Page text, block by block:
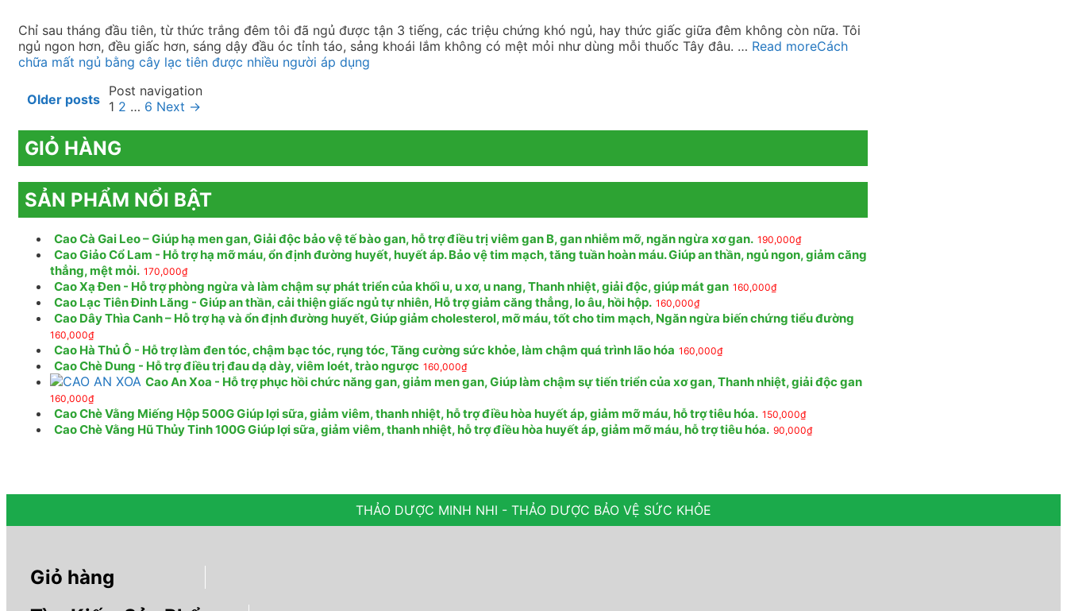
Chỉ sau tháng đầu tiên, từ thức trắng đêm tôi đã ngủ được tận 3 tiếng, các triệu chứng khó ngủ, hay thức giấc giữa đêm không còn nữa. Tôi
ngủ ngon hơn, đều giấc hơn, sáng dậy đầu óc tỉnh táo, sảng khoái lắm không có mệt mỏi như dùng mỗi thuốc Tây đâu. … Read moreCách
chữa mất ngủ bằng cây lạc tiên được nhiều người áp dụng
Post navigation
Older posts 1 2 … 6 Next →
GIỎ HÀNG
SẢN PHẨM NỔI BẬT
Cao Cà Gai Leo – Giúp hạ men gan, Giải độc bảo vệ tế bào gan, hỗ trợ điều trị viêm gan B, gan nhiễm mỡ, ngăn ngừa xơ gan. 190,000₫
Cao Giảo Cổ Lam - Hỗ trợ hạ mỡ máu, ổn định đường huyết, huyết áp. Bảo vệ tim mạch, tăng tuần hoàn máu. Giúp an thần, ngủ ngon, giảm căng
thẳng, mệt mỏi. 170,000₫
Cao Xạ Đen - Hỗ trợ phòng ngừa và làm chậm sự phát triển của khối u, u xơ, u nang, Thanh nhiệt, giải độc, giúp mát gan 160,000₫
Cao Lạc Tiên Đinh Lăng - Giúp an thần, cải thiện giấc ngủ tự nhiên, Hỗ trợ giảm căng thẳng, lo âu, hồi hộp. 160,000₫
Cao Dây Thìa Canh – Hỗ trợ hạ và ổn định đường huyết, Giúp giảm cholesterol, mỡ máu, tốt cho tim mạch, Ngăn ngừa biến chứng tiểu đường
160,000₫
Cao Hà Thủ Ô - Hỗ trợ làm đen tóc, chậm bạc tóc, rụng tóc, Tăng cường sức khỏe, làm chậm quá trình lão hóa 160,000₫
Cao Chè Dung - Hỗ trợ điều trị đau dạ dày, viêm loét, trào ngược 160,000₫
Cao An Xoa - Hỗ trợ phục hồi chức năng gan, giảm men gan, Giúp làm chậm sự tiến triển của xơ gan, Thanh nhiệt, giải độc gan
160,000₫
Cao Chè Vằng Miếng Hộp 500G Giúp lợi sữa, giảm viêm, thanh nhiệt, hỗ trợ điều hòa huyết áp, giảm mỡ máu, hỗ trợ tiêu hóa. 150,000₫
Cao Chè Vằng Hũ Thủy Tinh 100G Giúp lợi sữa, giảm viêm, thanh nhiệt, hỗ trợ điều hòa huyết áp, giảm mỡ máu, hỗ trợ tiêu hóa. 90,000₫
THẢO DƯỢC MINH NHI - THẢO DƯỢC BẢO VỆ SỨC KHỎE
Giỏ hàng